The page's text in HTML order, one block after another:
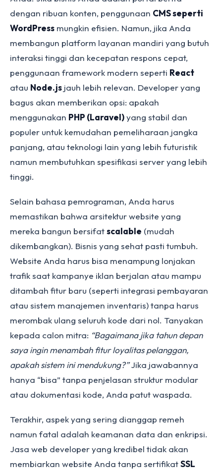
dengan ribuan konten, penggunaan CMS seperti
WordPress mungkin efisien. Namun, jika Anda
membangun platform layanan mandiri yang butuh
interaksi tinggi dan kecepatan respons cepat,
penggunaan framework modern seperti React
atau Node.js jauh lebih relevan. Developer yang
bagus akan memberikan opsi: apakah
menggunakan PHP (Laravel)yang stabil dan
populer untuk kemudahan pemeliharaan jangka
panjang, atau teknologi lain yang lebih futuristik
namun membutuhkan spesifikasi server yang lebih
tinggi.
Selain bahasa pemrograman, Anda harus
memastikan bahwa arsitektur website yang
mereka bangun bersifatscalable (mudah
dikembangkan). Bisnis yang sehat pasti tumbuh.
Website Anda harus bisa menampung lonjakan
trafik saat kampanye iklan berjalan atau mampu
ditambah fitur baru (seperti integrasi pembayaran
atau sistem manajemen inventaris) tanpa harus
merombak ulang seluruh kode dari nol. Tanyakan
kepada calon mitra: “Bagaimana jika tahun depan
saya ingin menambah fitur loyalitas pelanggan,
apakah sistem ini mendukung?”Jika jawabannya
hanya “bisa” tanpa penjelasan struktur modular
atau dokumentasi kode, Anda patut waspada.
Terakhir, aspek yang sering dianggap remeh
namun fatal adalah keamanan data dan enkripsi.
Jasa web developer yang kredibel tidak akan
membiarkan website Anda tanpa sertifikatSSL